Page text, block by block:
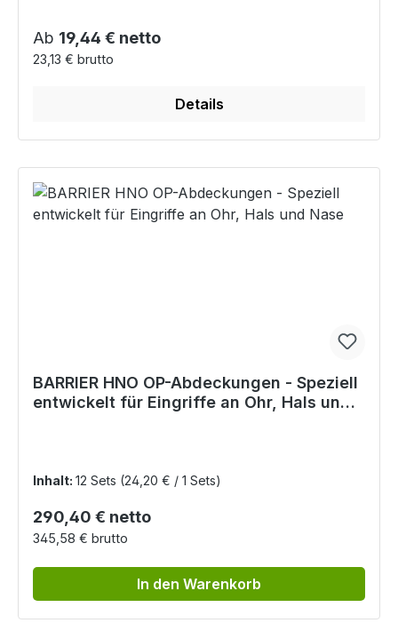
Regulärer Preis:
Ab 19,44 € netto
23,13 € brutto
Details
BARRIER HNO OP-Abdeckungen - Speziell
entwickelt für Eingriffe an Ohr, Hals und
Inhalt: 12 Sets (24,20 € / 1 Sets)
Regulärer Preis:
290,40 € netto
345,58 € brutto
In den Warenkorb